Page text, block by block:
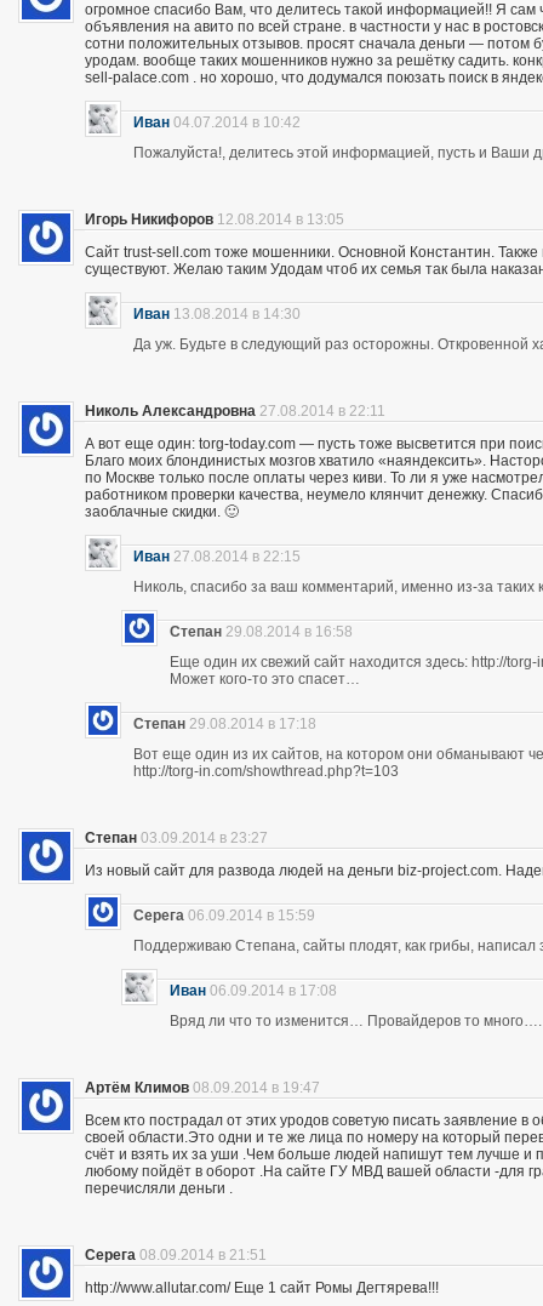
огромное спасибо Вам, что делитесь такой информацией!! Я
объявления на авито по всей стране. в частности у нас в
сотни положительных отзывов. просят сначала деньги — потом
уродам. вообще таких мошенников нужно за решётку садить.
sell-palace.com . но хорошо, что додумался поюзать поиск в
Иван 04.07.2014 в 10:42
Пожалуйста!, делитесь этой информацией, пусть и Ваши
Игорь Никифоров 12.08.2014 в 13:05
Сайт trust-sell.com тоже мошенники. Основной Константин.
существуют. Желаю таким Удодам чтоб их семья так была
Иван 13.08.2014 в 14:30
Да уж. Будьте в следующий раз осторожны. Откровенной
Николь Александровна 27.08.2014 в 22:11
А вот еще один: torg-today.com — пусть тоже высветится при
Благо моих блондинистых мозгов хватило «наяндексить».
по Москве только после оплаты через киви. То ли я уже
работником проверки качества, неумело клянчит денежку.
заоблачные скидки. 🙂
Иван 27.08.2014 в 22:15
Николь, спасибо за ваш комментарий, именно из-за
Степан 29.08.2014 в 16:58
Еще один их свежий сайт находится здесь: http://
Может кого-то это спасет…
Степан 29.08.2014 в 17:18
Вот еще один из их сайтов, на котором они обманывают
http://torg-in.com/showthread.php?t=103
Степан 03.09.2014 в 23:27
Из новый сайт для развода людей на деньги biz-project.com.
Серега 06.09.2014 в 15:59
Поддерживаю Степана, сайты плодят, как грибы,
Иван 06.09.2014 в 17:08
Вряд ли что то изменится… Провайдеров то много….
Артём Климов 08.09.2014 в 19:47
Всем кто пострадал от этих уродов советую писать заявление
своей области.Это одни и те же лица по номеру на который
счёт и взять их за уши .Чем больше людей напишут тем лучше и
любому пойдёт в оборот .На сайте ГУ МВД вашей области -для
перечисляли деньги .
Серега 08.09.2014 в 21:51
http://www.allutar.com/ Еще 1 сайт Ромы Дегтярева!!!